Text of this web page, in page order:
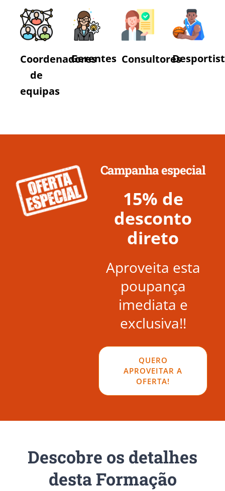
Coordenadores
de
equipas
Gerentes Consultores
Campanha especial
15% de
desconto
direto
Aproveita esta
poupança
imediata e
exclusiva!!
QUERO
APROVEITAR A
OFERTA!
Descobre os detalhes
desta Formação